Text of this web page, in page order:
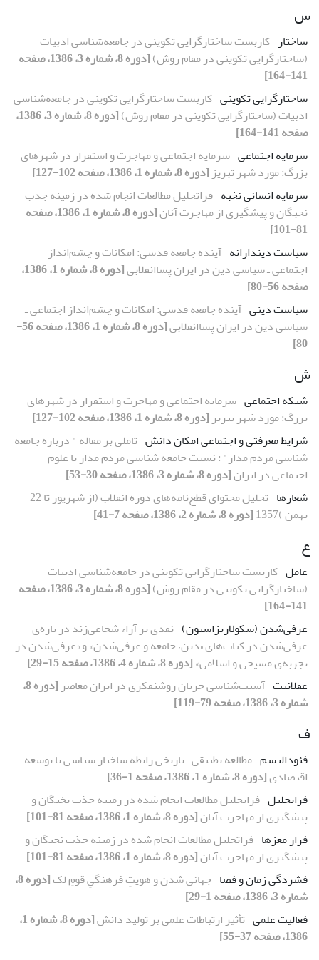
س
ساختار کاربست ساختارگرایی تکوینی در جامعه‌شناسی ادبیات
(ساختارگرایی تکوینی در مقام روش)
[دوره 8، شماره 3، 1386، صفحه
141-164]
ساختارگرایی تکوینی کاربست ساختارگرایی تکوینی در جامعه‌شناسی
ادبیات (ساختارگرایی تکوینی در مقام روش)
[دوره 8، شماره 3، 1386،
صفحه 141-164]
سرمایه اجتماعی سرمایه اجتماعی و مهاجرت و استقرار در شهرهای
بزرگ: مورد شهر تبریز [دوره 8، شماره 1، 1386، صفحه 102-127]
سرمایه انسانی نخبه فراتحلیل مطالعات انجام شده در زمینه جذب
نخبگان و پیشگیری از مهاجرت آنان
[دوره 8، شماره 1، 1386، صفحه
81-101]
سیاست دیندارانه آینده جامعه قدسی: امکانات و چشم‌انداز
اجتماعی ـ سیاسی دین در ایران پساانقلابی
[دوره 8، شماره 1، 1386،
صفحه 56-80]
سیاست دینی آینده جامعه قدسی: امکانات و چشم‌انداز اجتماعی ـ
سیاسی دین در ایران پساانقلابی
[دوره 8، شماره 1، 1386، صفحه 56-
80]
ش
شبکه اجتماعی سرمایه اجتماعی و مهاجرت و استقرار در شهرهای
بزرگ: مورد شهر تبریز [دوره 8، شماره 1، 1386، صفحه 102-127]
شرایط معرفتی و اجتماعی امکان دانش تاملی بر مقاله " درباره جامعه
شناسی مردم مدار" : نسبت جامعه شناسی مردم مدار با علوم
اجتماعی در ایران[دوره 8، شماره 3، 1386، صفحه 30-53]
شعارها
تحلیل محتوای قطع‌نامه‌های دوره انقلاب (از شهریور تا 22
بهمن )1357
[دوره 8، شماره 2، 1386، صفحه 7-41]
ع
عامل کاربست ساختارگرایی تکوینی در جامعه‌شناسی ادبیات
(ساختارگرایی تکوینی در مقام روش)
[دوره 8، شماره 3، 1386، صفحه
141-164]
عرفی‌شدن (سکولاریزاسیون) نقدی بر آراء شجاعی‌زند در باره‌ی
عرفی‌شدن در کتاب‌های «دین، جامعه و عرفی‌شدن» و «عرفی‌شدن در
تجربه‌ی مسیحی و اسلامی»[دوره 8، شماره 4، 1386، صفحه 15-29]
عقلانیت آسیب‌شناسی جریان روشنفکری در ایران معاصر
[دوره 8،
شماره 3، 1386، صفحه 79-119]
ف
فئودالیسم مطالعه تطبیقی ـ تاریخی رابطه ساختار سیاسی با توسعه
اقتصادی[دوره 8، شماره 1، 1386، صفحه 1-36]
فراتحلیل فراتحلیل مطالعات انجام شده در زمینه جذب نخبگان و
پیشگیری از مهاجرت آنان[دوره 8، شماره 1، 1386، صفحه 81-101]
فرار مغزها فراتحلیل مطالعات انجام شده در زمینه جذب نخبگان و
پیشگیری از مهاجرت آنان[دوره 8، شماره 1، 1386، صفحه 81-101]
فشردگی زمان و فضا جهانی شدن و هویتِ فرهنگیِ قومِ لک
[دوره 8،
شماره 3، 1386، صفحه 1-29]
فعالیت علمی تأثیر ارتباطات علمی بر تولید دانش
[دوره 8، شماره 1،
1386، صفحه 37-55]